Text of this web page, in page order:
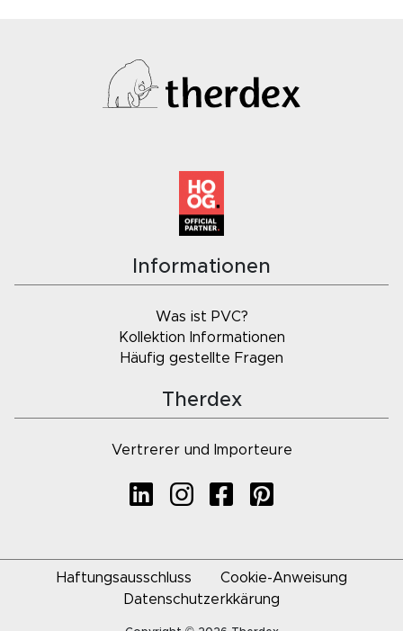
Informationen
Was ist PVC?
Kollektion Informationen
Häufig gestellte Fragen
Therdex
Vertrerer und Importeure
Haftungsausschluss
Cookie-Anweisung
Datenschutzerkkärung